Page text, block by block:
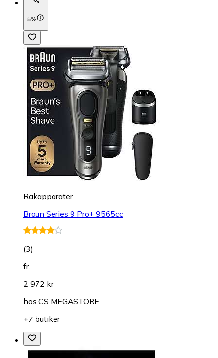
5%
Rakapparater
Braun Series 9 Pro+ 9565cc
(3)
fr.
2 972 kr
hos CS MEGASTORE
+7 butiker